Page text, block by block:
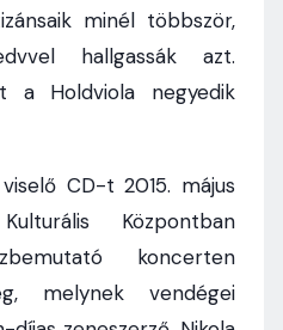
minél többször,
hallgassák azt.
a Holdviola negyedik
CD-t 2015. május
Központban
koncerten
melynek vendégei